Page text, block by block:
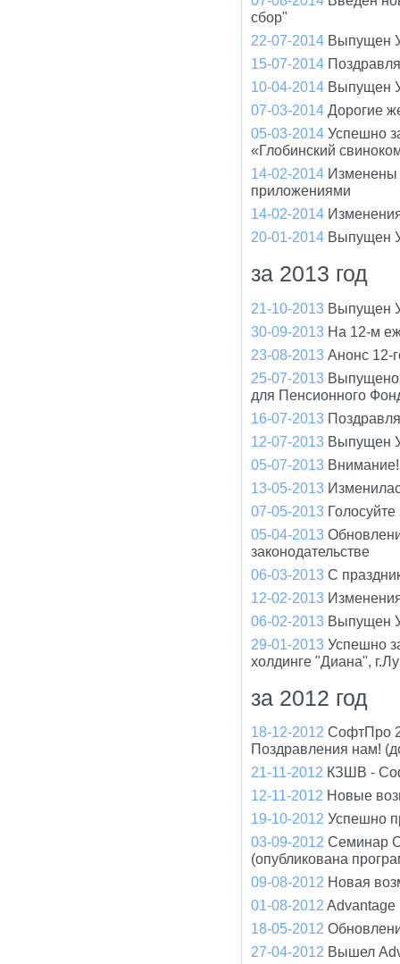
сбор"
22-07-2014 Выпущен
15-07-2014
10-04-2014 Выпущен
07-03-2014 Дорогие
05-03-2014 Успешно
«Глобинский
14-02-2014
приложениями
14-02-2014
20-01-2014 Выпущен
за 2013 год
21-10-2013 Выпущен
30-09-2013 На 12-м
23-08-2013 Анонс 12-
25-07-2013 Выпущено
для Пенсионного
16-07-2013
12-07-2013 Выпущен
05-07-2013
13-05-2013
07-05-2013
05-04-2013
законодательстве
06-03-2013 С
12-02-2013
06-02-2013 Выпущен
29-01-2013 Успешно
холдинге "Диана",
за 2012 год
18-12-2012 СофтПро
Поздравления нам!
21-11-2012 КЗШВ -
12-11-2012 Новые
19-10-2012 Успешно
03-09-2012 Семинар
(опубликована
09-08-2012 Новая
01-08-2012
18-05-2012
27-04-2012 Вышел